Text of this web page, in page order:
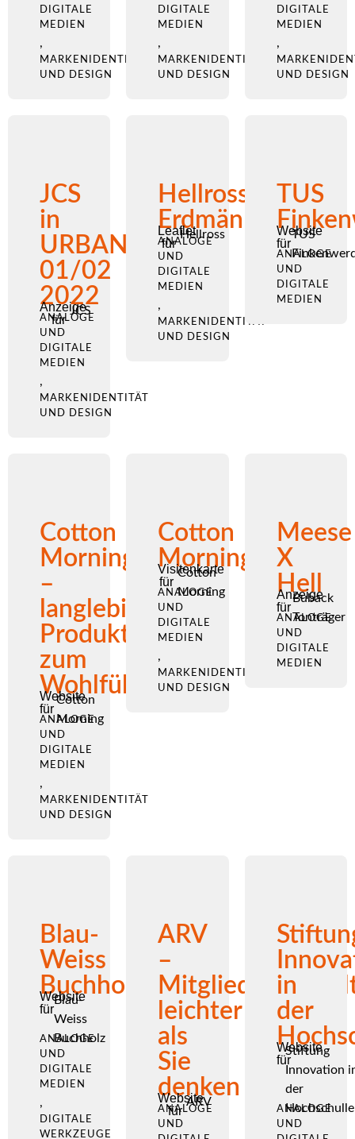
DIGITALE
MEDIEN
,
MARKENIDENTITÄT
UND DESIGN
DIGITALE
MEDIEN
,
MARKENIDENTITÄT
UND DESIGN
DIGITALE
MEDIEN
,
UND DESIGN
JCS
in
URBANO
01/02
2022
Anzeige
für
JCS
ANALOGE
UND
DIGITALE
MEDIEN
,
MARKENIDENTITÄT
UND DESIGN
Hellross
Erdmännchen
Leaflet
für
Hellross
ANALOGE
UND
DIGITALE
MEDIEN
,
MARKENIDENTITÄT
UND DESIGN
TUS
Website
für
TUS
ANALOGE
UND
DIGITALE
MEDIEN
Cotton
Morning
–
langlebige
Produkte
zum
Wohlfühlen
Website
für
Cotton
Morning
ANALOGE
UND
DIGITALE
MEDIEN
,
MARKENIDENTITÄT
UND DESIGN
Cotton
Morning
Visitenkarte
für
Cotton
Morning
ANALOGE
UND
DIGITALE
MEDIEN
,
MARKENIDENTITÄT
UND DESIGN
Meese
X
Hell
Anzeige
für
Buback
Tonträger
ANALOGE
UND
DIGITALE
MEDIEN
Blau-
Weiss
Buchholz
Website
für
Blau-
Weiss
Buchholz
ANALOGE
UND
DIGITALE
MEDIEN
,
DIGITALE
WERKZEUGE
ARV
–
leichter
als
Sie
denken
Website
für
ARV
ANALOGE
UND
in
der
Website
für
Stiftung
Innovation
der
ANALOGE
UND